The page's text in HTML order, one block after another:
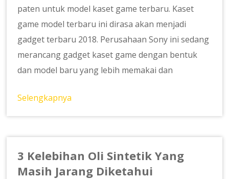
paten untuk model kaset game terbaru. Kaset
game model terbaru ini dirasa akan menjadi
gadget terbaru 2018. Perusahaan Sony ini sedang
merancang gadget kaset game dengan bentuk
dan model baru yang lebih memakai dan
Selengkapnya
3 Kelebihan Oli Sintetik Yang
Masih Jarang Diketahui